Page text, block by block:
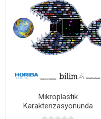
Mikroplastik
Karakterizasyonunda
Raman Spektroskopi Tekniği